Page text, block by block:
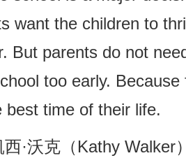
want the children to
But parents do not
too early.
best time of their life.
西·沃克（Kathy Walker